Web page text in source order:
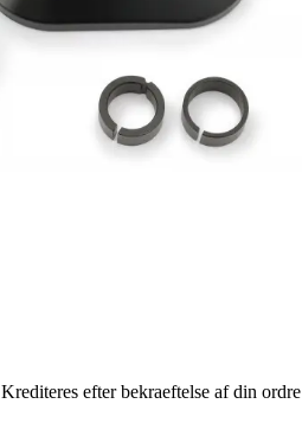
Krediteres efter bekraeftelse af din ordre